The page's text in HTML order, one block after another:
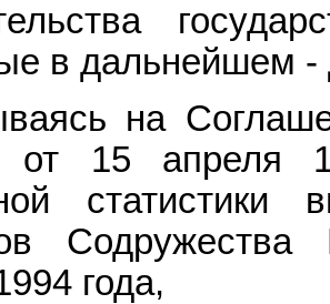
в дальнейшем
на
от 15 апреля
статистики
года,